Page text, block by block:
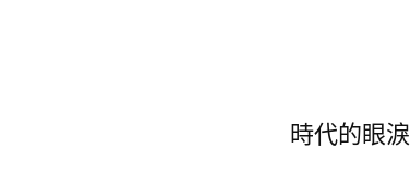
時代的眼淚